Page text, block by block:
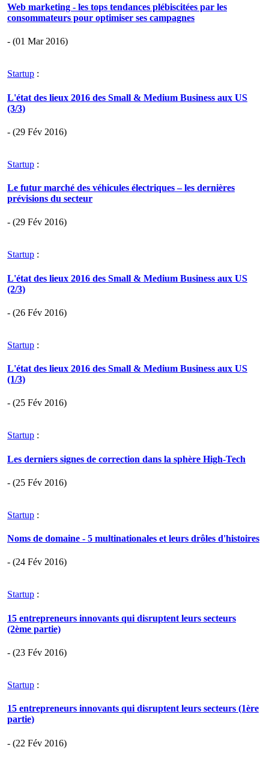
Web marketing - les tops tendances plébiscitées par les
consommateurs pour optimiser ses campagnes
- (01 Mar 2016)
Startup :
L'état des lieux 2016 des Small & Medium Business aux US
(3/3)
- (29 Fév 2016)
Startup :
Le futur marché des véhicules électriques – les dernières
prévisions du secteur
- (29 Fév 2016)
Startup :
L'état des lieux 2016 des Small & Medium Business aux US
(2/3)
- (26 Fév 2016)
Startup :
L'état des lieux 2016 des Small & Medium Business aux US
(1/3)
- (25 Fév 2016)
Startup :
Les derniers signes de correction dans la sphère High-Tech
- (25 Fév 2016)
Startup :
Noms de domaine - 5 multinationales et leurs drôles d'histoires
- (24 Fév 2016)
Startup :
15 entrepreneurs innovants qui disruptent leurs secteurs
(2ème partie)
- (23 Fév 2016)
Startup :
15 entrepreneurs innovants qui disruptent leurs secteurs (1ère
partie)
- (22 Fév 2016)